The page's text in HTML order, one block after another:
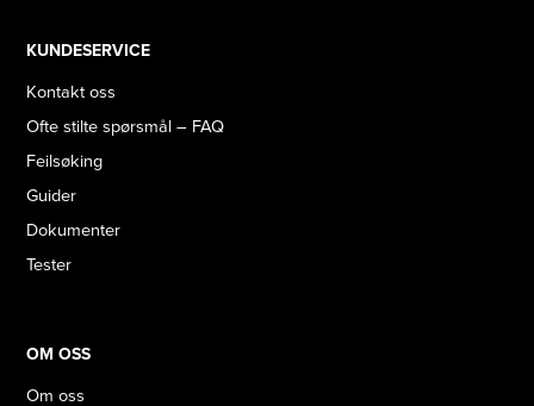
KUNDESERVICE
Kontakt oss
Ofte stilte spørsmål – FAQ
Feilsøking
Guider
Dokumenter
Tester
OM OSS
Om oss